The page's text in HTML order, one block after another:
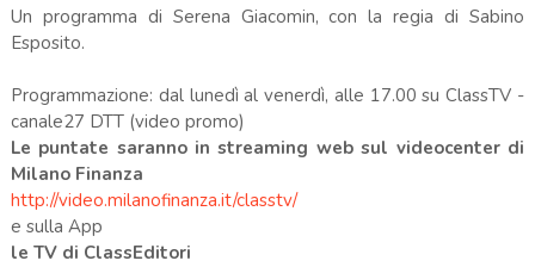
Un programma di Serena Giacomin, con la regia di Sabino
Esposito.
Programmazione: dal lunedì al venerdì, alle 17.00 su ClassTV -
canale27 DTT (video promo)
Le puntate saranno in streaming web sul videocenter di
Milano Finanza
http://video.milanofinanza.it/classtv/
e sulla App
le TV di ClassEditori